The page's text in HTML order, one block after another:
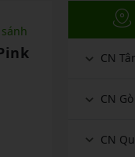
Túi Cầu
Túi Cầu
Túi Cầu
MÁY
CN
CN
CN